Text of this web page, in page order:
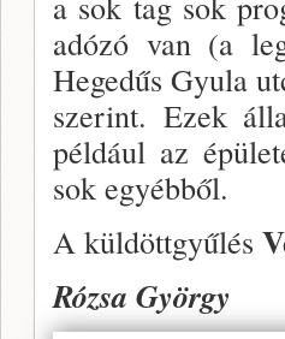
adózó van (a
Hegedűs Gyula
szerint. Ezek
pél­dául az
sok egyéb­ből.
A küldöttgyűlés
Rózsa György